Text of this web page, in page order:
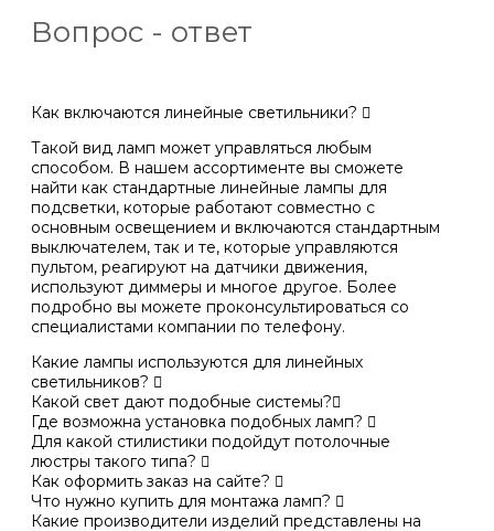
Вопрос - ответ
Как включаются линейные светильники?
Такой вид ламп может управляться любым
способом. В нашем ассортименте вы сможете
найти как стандартные линейные лампы для
подсветки, которые работают совместно с
основным освещением и включаются стандартным
выключателем, так и те, которые управляются
пультом, реагируют на датчики движения,
используют диммеры и многое другое. Более
подробно вы можете проконсультироваться со
специалистами компании по телефону.
Какие лампы используются для линейных
светильников?
Какой свет дают подобные системы?
Где возможна установка подобных ламп?
Для какой стилистики подойдут потолочные
люстры такого типа?
Как оформить заказ на сайте?
Что нужно купить для монтажа ламп?
Какие производители изделий представлены на